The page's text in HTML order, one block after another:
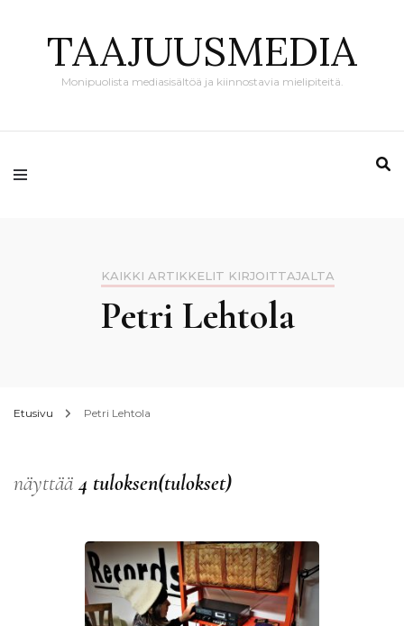
TAAJUUSMEDIA
Monipuolista mediasisältöä ja kiinnostavia mielipiteitä.
KAIKKI ARTIKKELIT KIRJOITTAJALTA
Petri Lehtola
Etusivu Petri Lehtola
näyttää 4 tuloksen(tulokset)